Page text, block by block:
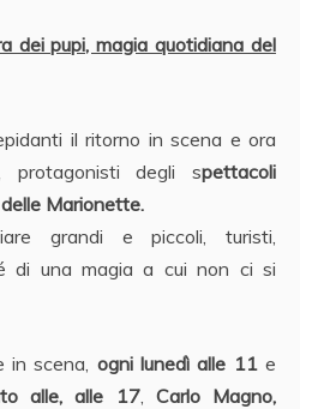
dei pupi, magia quotidiana del
il ritorno in scena e ora
protagonisti degli spettacoli
Marionette.
grandi e piccoli, turisti,
di una magia a cui non ci si
in scena, ogni lunedì alle 11e
alle, alle 17, Carlo Magno,